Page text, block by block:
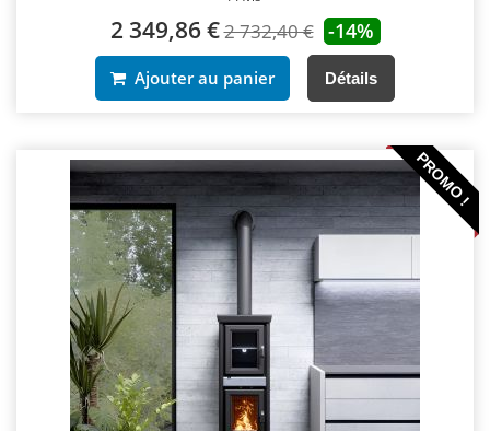
2 349,86 €2 732,40 € -14%
Ajouter au panier Détails
PROMO !